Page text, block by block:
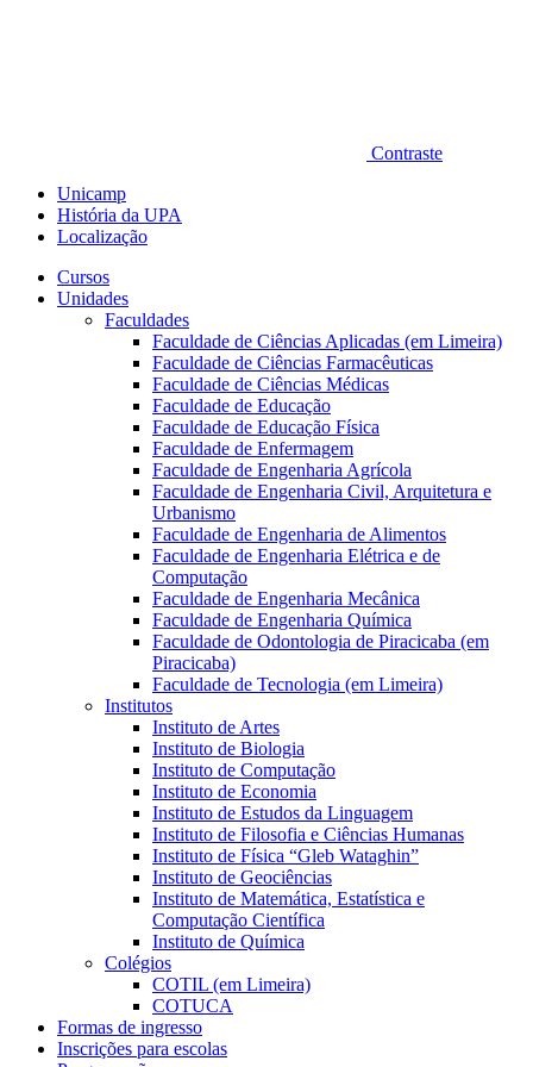
Contraste
Unicamp
História da UPA
Localização
Cursos
Unidades
Faculdades
Faculdade de Ciências Aplicadas (em Limeira)
Faculdade de Ciências Farmacêuticas
Faculdade de Ciências Médicas
Faculdade de Educação
Faculdade de Educação Física
Faculdade de Enfermagem
Faculdade de Engenharia Agrícola
Faculdade de Engenharia Civil, Arquitetura e
Urbanismo
Faculdade de Engenharia de Alimentos
Faculdade de Engenharia Elétrica e de
Computação
Faculdade de Engenharia Mecânica
Faculdade de Engenharia Química
Faculdade de Odontologia de Piracicaba (em
Piracicaba)
Faculdade de Tecnologia (em Limeira)
Institutos
Instituto de Artes
Instituto de Biologia
Instituto de Computação
Instituto de Economia
Instituto de Estudos da Linguagem
Instituto de Filosofia e Ciências Humanas
Instituto de Física “Gleb Wataghin”
Instituto de Geociências
Instituto de Matemática, Estatística e
Computação Científica
Instituto de Química
Colégios
COTIL (em Limeira)
COTUCA
Formas de ingresso
Inscrições para escolas